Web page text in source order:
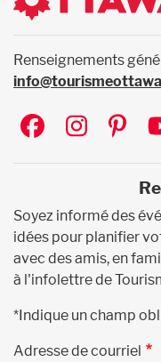
Renseignements
Social
Soyez informé des
idées pour planifier
avec des amis, en
à l'infolettre de
*Indique un champ
Adresse de courriel